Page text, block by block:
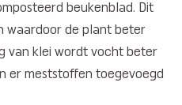
beukenblad. Dit
waardoor de plant beter
van klei wordt vocht beter
er meststoffen toegevoegd